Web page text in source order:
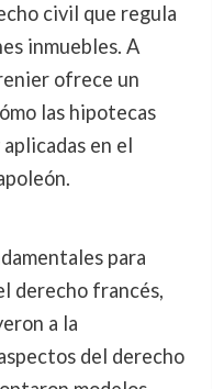
civil que regula
inmuebles. A
ofrece un
las hipotecas
en el
para
derecho francés,
a la
del derecho